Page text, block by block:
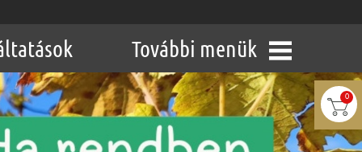
0
További menük